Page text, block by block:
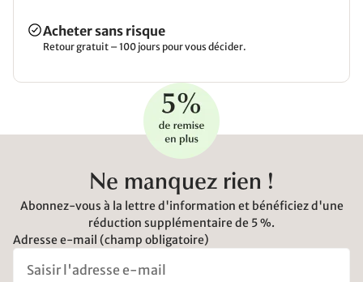
Acheter sans risque
Retour gratuit – 100 jours pour vous décider.
Ne manquez rien !
Abonnez-vous à la lettre d'information et bénéficiez d'une
réduction supplémentaire de 5 %.
Adresse e-mail (champ obligatoire)